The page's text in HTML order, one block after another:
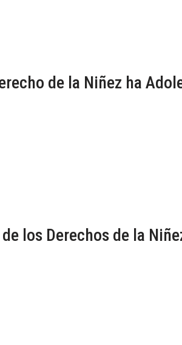
de la Niñez ha
los Derechos de la